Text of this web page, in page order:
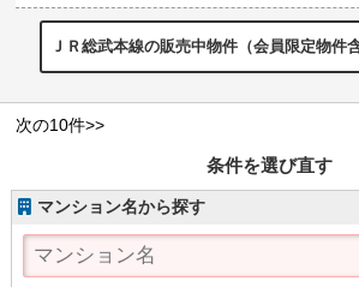
ＪＲ総武本線の販売中物件（会員限定物件
次の10件>>
条件を選び直す
マンション名から探す